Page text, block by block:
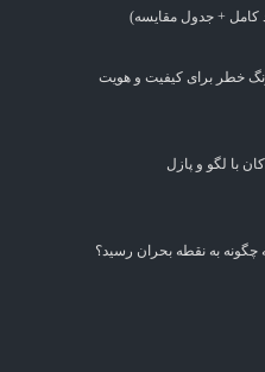
+ جدول مقایسه)
زنگ خطر برای کیفیت و هویت
با لگو و پازل
به نقطه بحران رسید؟